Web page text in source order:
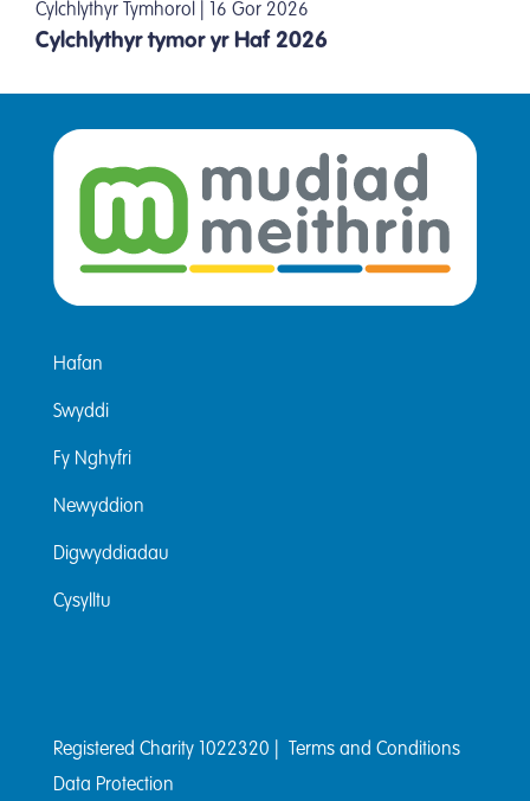
Cylchlythyr Tymhorol | 16 Gor 2026
Cylchlythyr tymor yr Haf 2026
Hafan
Swyddi
Fy Nghyfri
Newyddion
Digwyddiadau
Cysylltu
Registered Charity 1022320 |
Terms and Conditions
Data Protection